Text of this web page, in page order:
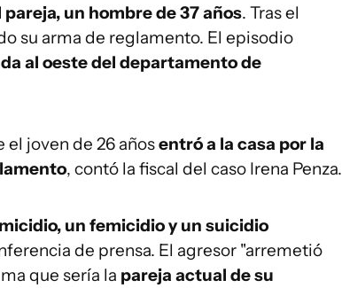
un hombre de 37 años. Tras el
su arma de reglamento. El episodio
al oeste del departamento de
joven de 26 añosentró a la casa por la
, contó la fiscal del caso Irena Penza.
un femicidio y un suicidio
de prensa. El agresor "arremetió
que sería la pareja actual de su